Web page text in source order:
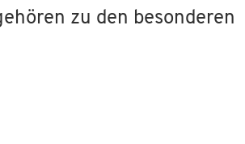
zu den besonderen